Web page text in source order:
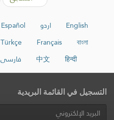
English اردو Español
বাংলা
Français
Türkçe
हिन्दी
中文 فارسی
التسجيل في القائمة البريدية